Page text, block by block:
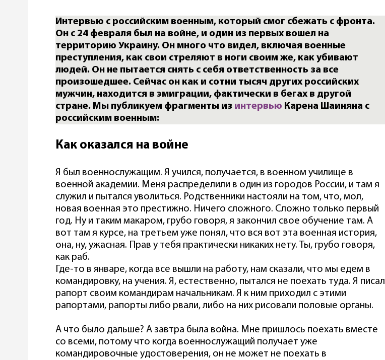
Интервью с российским военным, который смог сбежать с фронта.
Он с 24 февраля был на войне, и один из первых вошел на
территорию Украину. Он много что видел, включая военные
преступления, как свои стреляют в ноги своим же, как убивают
людей. Он не пытается снять с себя ответственность за все
произошедшее. Сейчас он как и сотни тысяч других российских
мужчин, находится в эмиграции, фактически в бегах в другой
стране. Мы публикуем фрагменты из интервью Карена Шаиняна с
российским военным:
Как оказался на войне
Я был военнослужащим. Я учился, получается, в военном училище в
военной академии. Меня распределили в один из городов России, и там я
служил и пытался уволиться. Родственники настояли на том, что, мол,
новая военная это престижно. Ничего сложного. Сложно только первый
год. Ну и таким макаром, грубо говоря, я закончил свое обучение там. А
вот там я курсе, на третьем уже понял, что вся вот эта военная история,
она, ну, ужасная. Прав у тебя практически никаких нету. Ты, грубо говоря,
как раб.
Где-то в январе, когда все вышли на работу, нам сказали, что мы едем в
командировку, на учения. Я, естественно, пытался не поехать туда. Я писал
рапорт своим командирам начальникам. Я к ним приходил с этими
рапортами, рапорты либо рвали, либо на них рисовали половые органы.
А что было дальше? А завтра была война. Мне пришлось поехать вместе
со всеми, потому что когда военнослужащий получает уже
командировочные удостоверения, он не может не поехать в